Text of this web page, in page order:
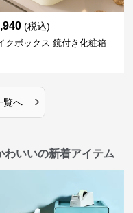
(税込)
クボックス 鏡付き化粧箱
覧へ ›
わいいの新着アイテム